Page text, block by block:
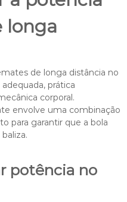
longa
de longa distância no
prática
corporal.
envolve uma combinação
para garantir que a bola
potência no